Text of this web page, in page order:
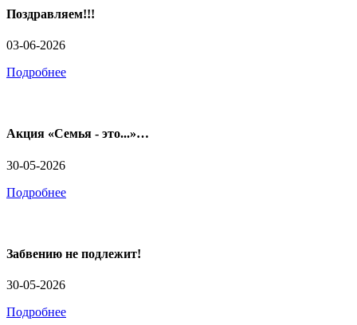
Поздравляем!!!
03-06-2026
Подробнее
Акция «Семья - это...»…
30-05-2026
Подробнее
Забвению не подлежит!
30-05-2026
Подробнее